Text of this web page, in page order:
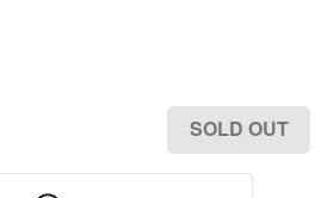
SOLD OUT